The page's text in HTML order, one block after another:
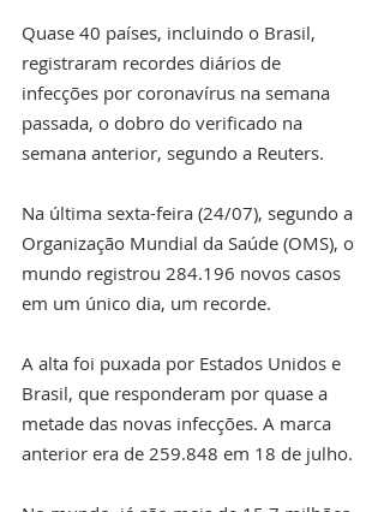
Quase 40 países, incluindo o Brasil,
registraram recordes diários de
infecções por coronavírus na semana
passada, o dobro do verificado na
semana anterior, segundo a Reuters.
Na última sexta-feira (24/07), segundo a
Organização Mundial da Saúde (OMS), o
mundo registrou 284.196 novos casos
em um único dia, um recorde.
A alta foi puxada por Estados Unidos e
Brasil, que responderam por quase a
metade das novas infecções. A marca
anterior era de 259.848 em 18 de julho.